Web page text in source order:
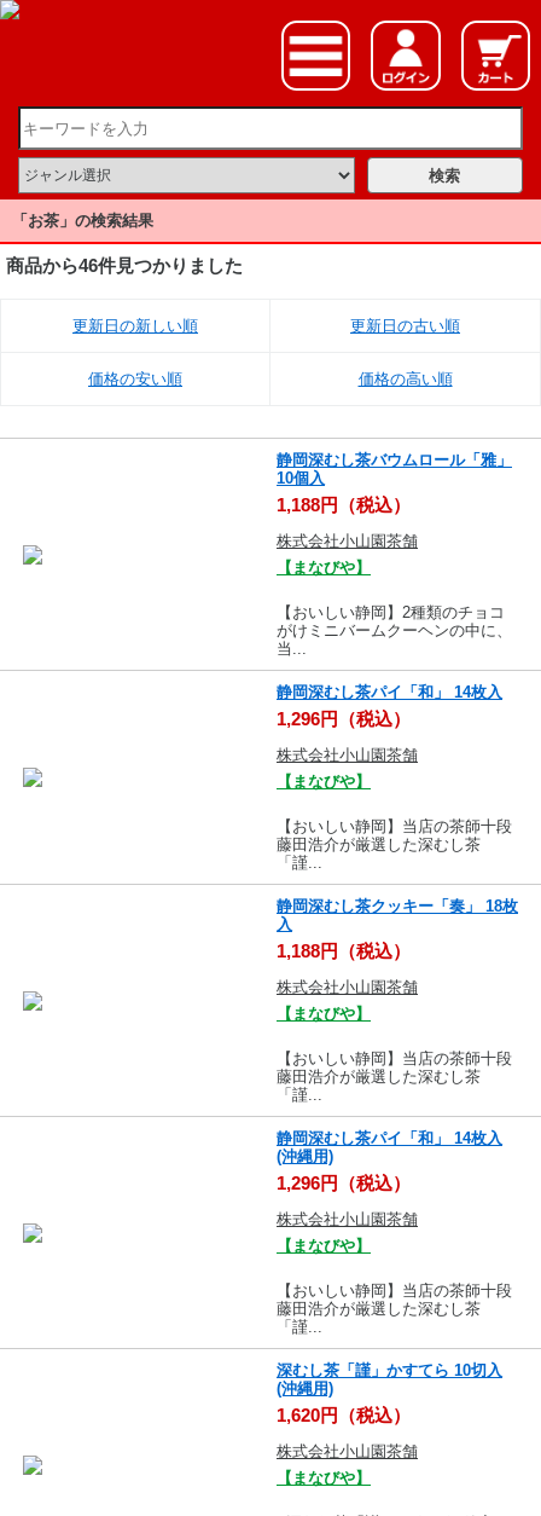
「お茶」の検索結果
商品から46件見つかりました
更新日の新しい順 更新日の古い順
価格の安い順 価格の高い順
静岡深むし茶バウムロール「雅」
10個入
1,188円（税込）
株式会社小山園茶舗
【まなびや】
【おいしい静岡】2種類のチョコ
がけミニバームクーヘンの中に、
当...
静岡深むし茶パイ「和」 14枚入
1,296円（税込）
株式会社小山園茶舗
【まなびや】
【おいしい静岡】当店の茶師十段
藤田浩介が厳選した深むし茶
「謹...
静岡深むし茶クッキー「奏」 18枚
入
1,188円（税込）
株式会社小山園茶舗
【まなびや】
【おいしい静岡】当店の茶師十段
藤田浩介が厳選した深むし茶
「謹...
静岡深むし茶パイ「和」 14枚入
(沖縄用)
1,296円（税込）
株式会社小山園茶舗
【まなびや】
【おいしい静岡】当店の茶師十段
藤田浩介が厳選した深むし茶
「謹...
深むし茶「謹」かすてら 10切入
(沖縄用)
1,620円（税込）
株式会社小山園茶舗
【まなびや】